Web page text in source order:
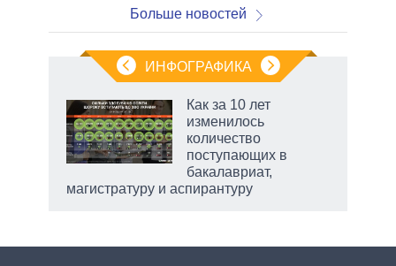
Больше новостей
ИНФОГРАФИКА
Как за 10 лет
изменилось
количество
поступающих в
бакалавриат,
магистратуру и аспирантуру